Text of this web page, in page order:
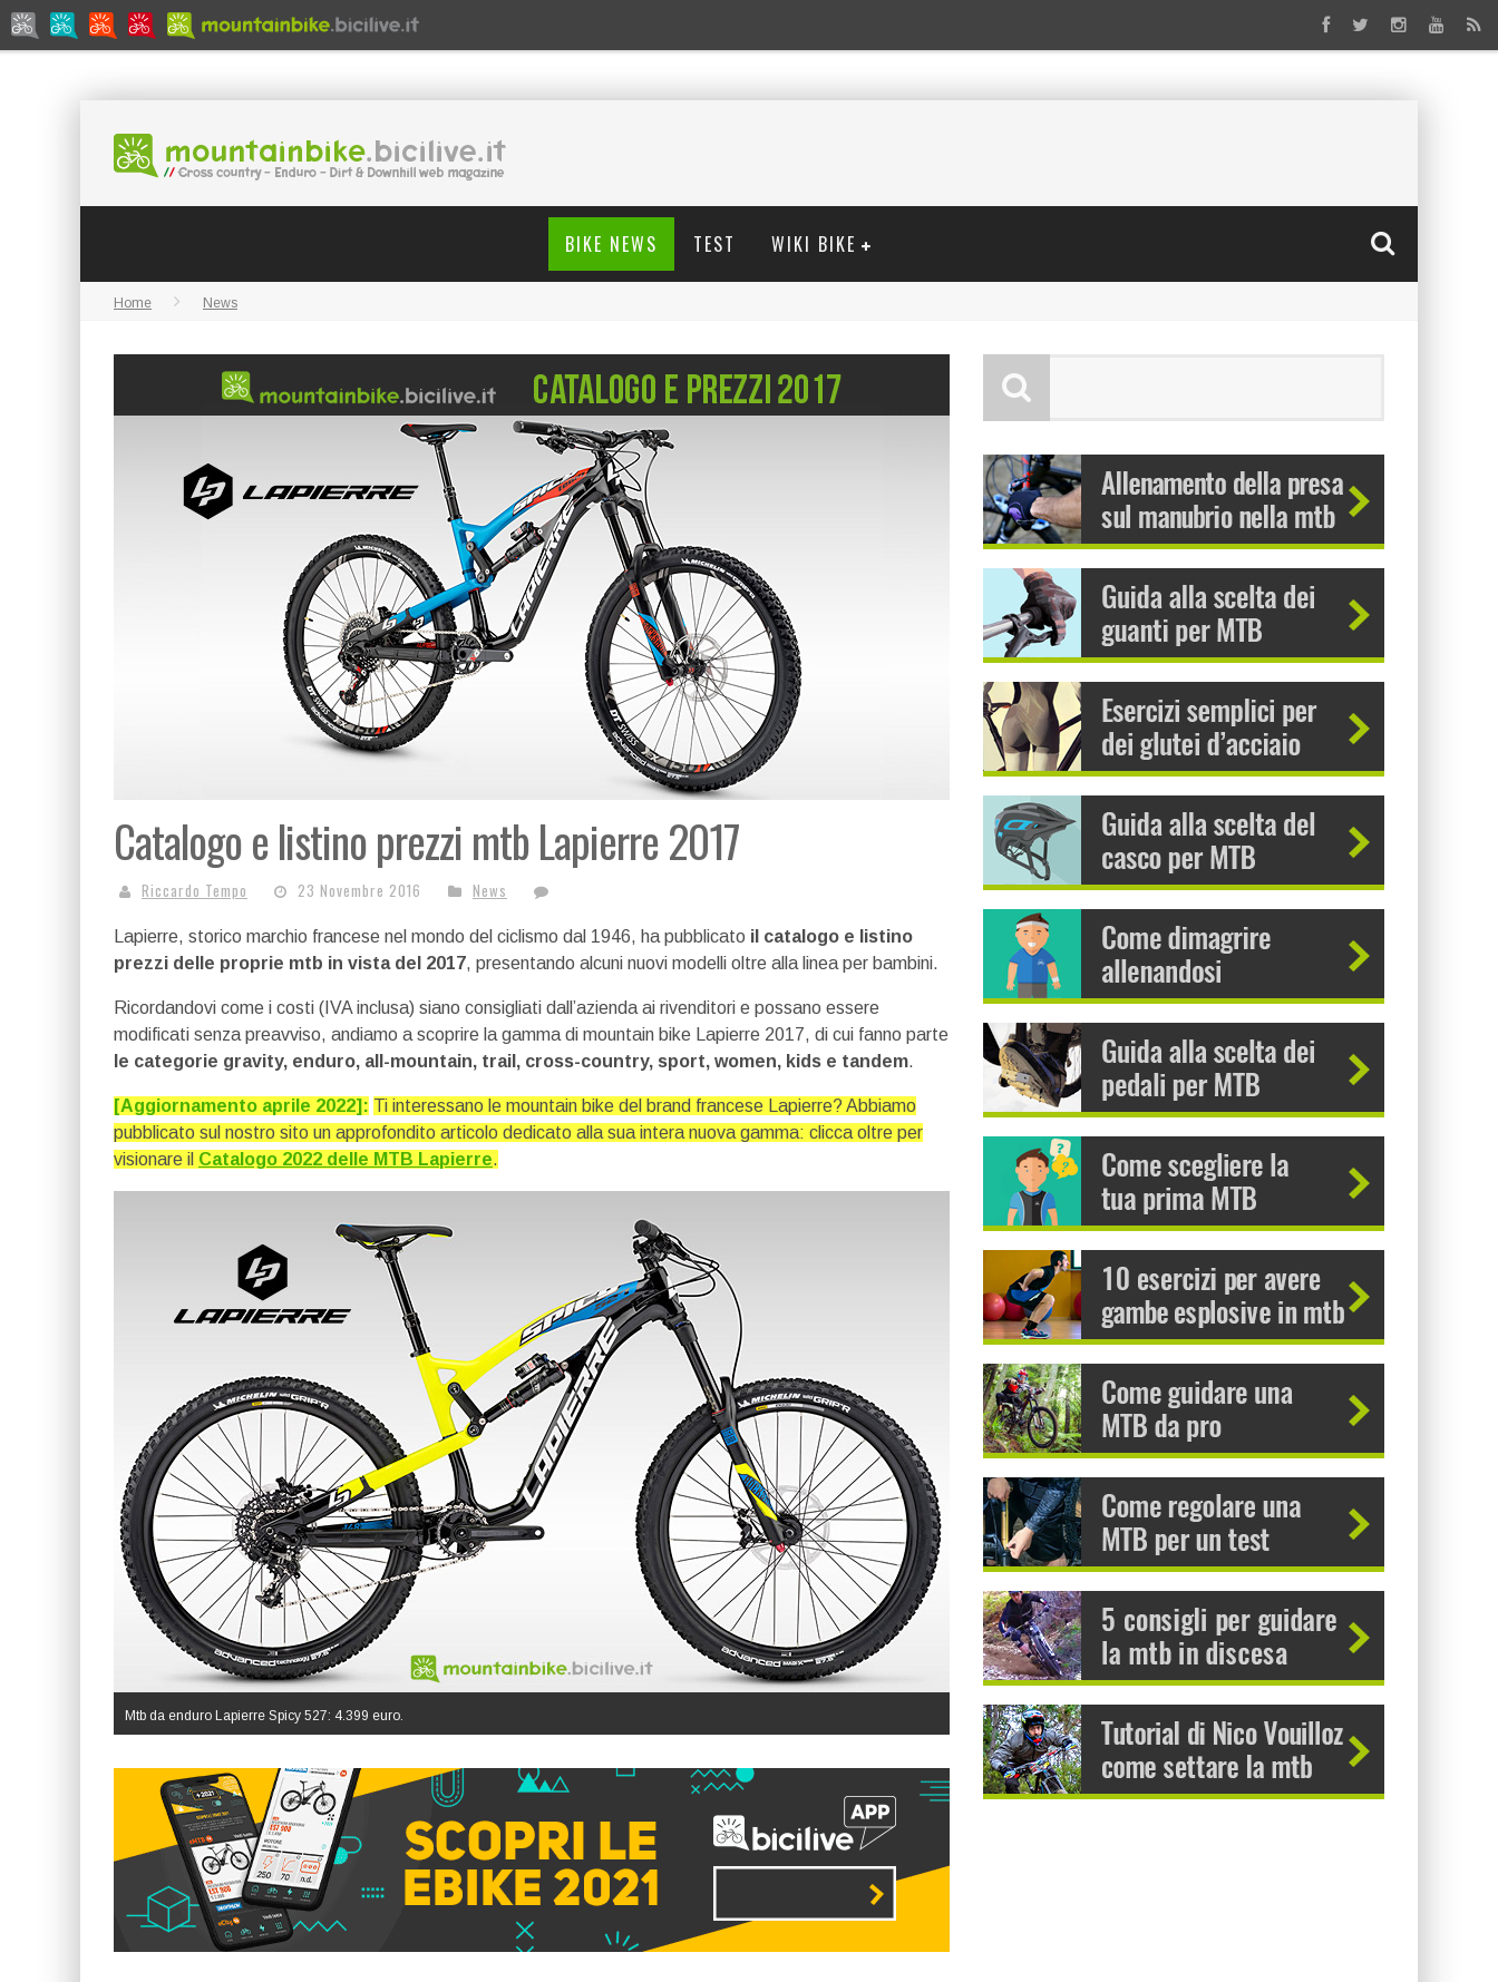
BIKE NEWS TEST WIKI BIKE
Home News
Catalogo e listino prezzi mtb Lapierre 2017
Riccardo Tempo 23 Novembre 2016 News
Lapierre, storico marchio francese nel mondo del ciclismo dal 1946, ha pubblicato il catalogo e listino
prezzi delle proprie mtb in vista del 2017, presentando alcuni nuovi modelli oltre alla linea per bambini.
Ricordandovi come i costi (IVA inclusa) siano consigliati dall’azienda ai rivenditori e possano essere
modificati senza preavviso, andiamo a scoprire la gamma di mountain bike Lapierre 2017, di cui fanno parte
le categorie gravity, enduro, all-mountain, trail, cross-country, sport, women, kids e tandem.
[Aggiornamento aprile 2022]: Ti interessano le mountain bike del brand francese Lapierre? Abbiamo
pubblicato sul nostro sito un approfondito articolo dedicato alla sua intera nuova gamma: clicca oltre per
visionare il Catalogo 2022 delle MTB Lapierre.
Mtb da enduro Lapierre Spicy 527: 4.399 euro.